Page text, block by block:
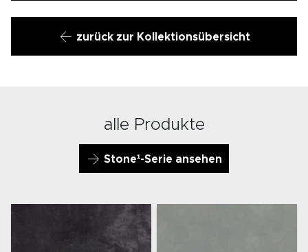
zurück zur Kollektionsübersicht
alle Produkte
Stone¹-Serie ansehen